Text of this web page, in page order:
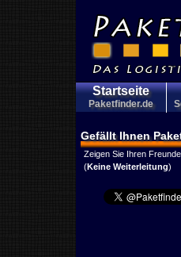
Startseite
Paketfinder.de
Gefällt Ihnen
Zeigen Sie Ihren
(Keine Weiterleitung)